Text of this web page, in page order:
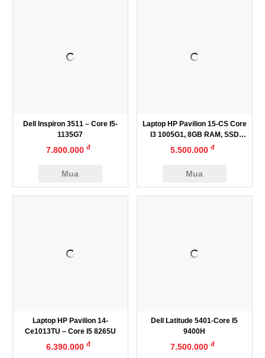
Dell Inspiron 3511 – Core I5-
1135G7
7.800.000 đ
Mua
Laptop HP Pavilion 15-CS Core
I3 1005G1, 8GB RAM, SSD
256GB, 15.6inch FHD
5.500.000 đ
Mua
Laptop HP Pavilion 14-
Ce1013TU – Core I5 8265U
6.390.000 đ
Dell Latitude 5401-Core I5
9400H
7.500.000 đ